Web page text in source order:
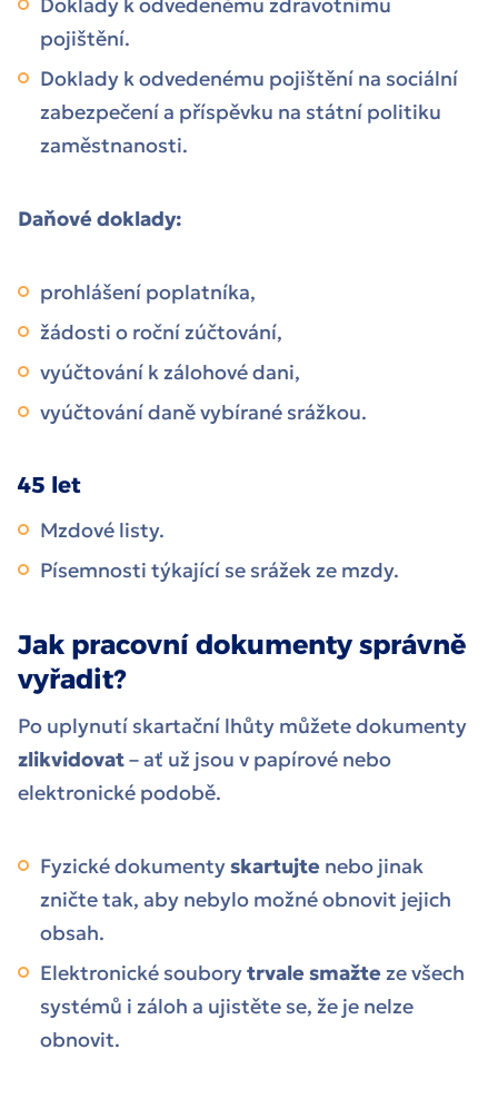
Doklady k odvedenému zdravotnímu
pojištění.
Doklady k odvedenému pojištění na sociální
zabezpečení a příspěvku na státní politiku
zaměstnanosti.
Daňové doklady:
prohlášení poplatníka,
žádosti o roční zúčtování,
vyúčtování k zálohové dani,
vyúčtování daně vybírané srážkou.
45 let
Mzdové listy.
Písemnosti týkající se srážek ze mzdy.
Jak pracovní dokumenty správně
vyřadit?
Po uplynutí skartační lhůty můžete dokumenty
zlikvidovat– ať už jsou v papírové nebo
elektronické podobě.
Fyzické dokumentyskartujte nebo jinak
zničte tak, aby nebylo možné obnovit jejich
obsah.
Elektronické souborytrvale smažteze všech
systémů i záloh a ujistěte se, že je nelze
obnovit.